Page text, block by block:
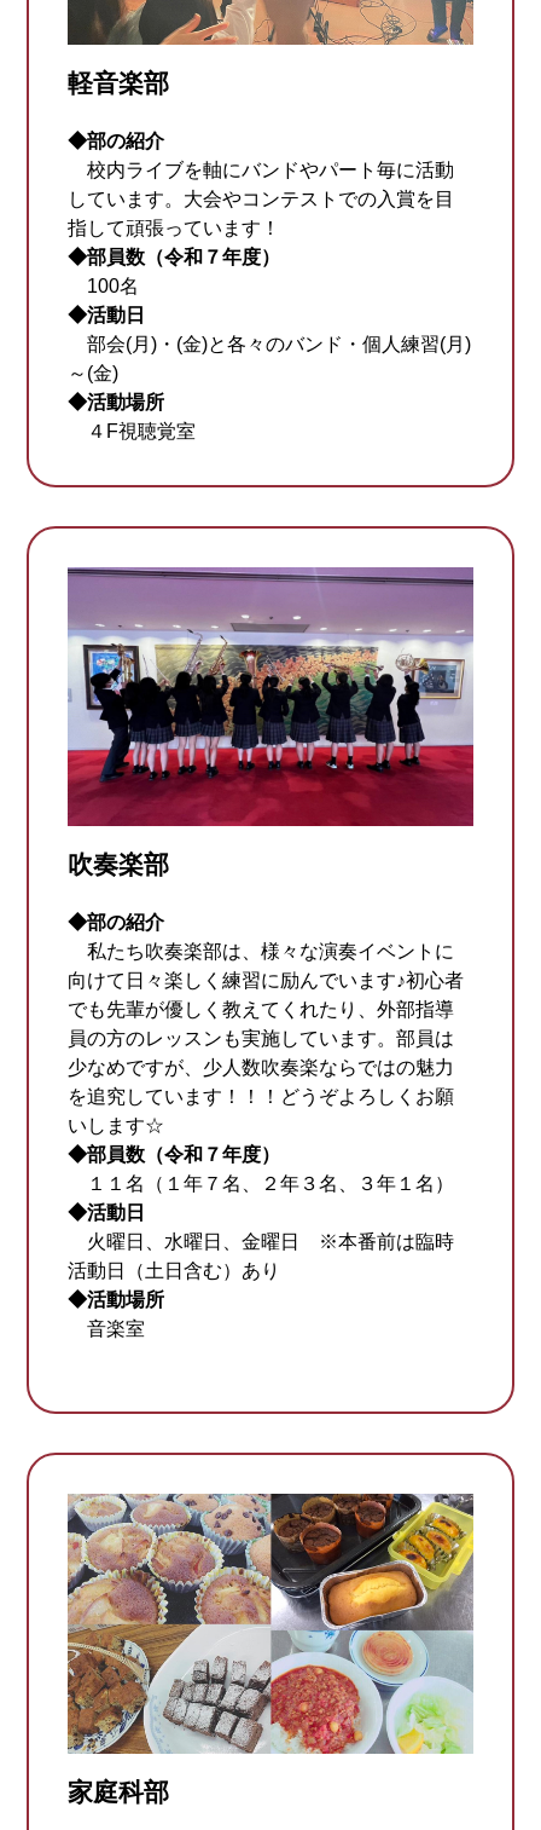
軽音楽部
◆部の紹介
校内ライブを軸にバンドやパート毎に活動
しています。大会やコンテストでの入賞を目
指して頑張っています！
◆部員数（令和７年度）
100名
◆活動日
部会(月)・(金)と各々のバンド・個人練習(月)
～(金)
◆活動場所
４F視聴覚室
吹奏楽部
◆部の紹介
私たち吹奏楽部は、様々な演奏イベントに
向けて日々楽しく練習に励んでいます♪初心者
でも先輩が優しく教えてくれたり、外部指導
員の方のレッスンも実施しています。部員は
少なめですが、少人数吹奏楽ならではの魅力
を追究しています！！！どうぞよろしくお願
いします☆
◆部員数（令和７年度）
１１名（１年７名、２年３名、３年１名）
◆活動日
火曜日、水曜日、金曜日 ※本番前は臨時
活動日（土日含む）あり
◆活動場所
音楽室
家庭科部